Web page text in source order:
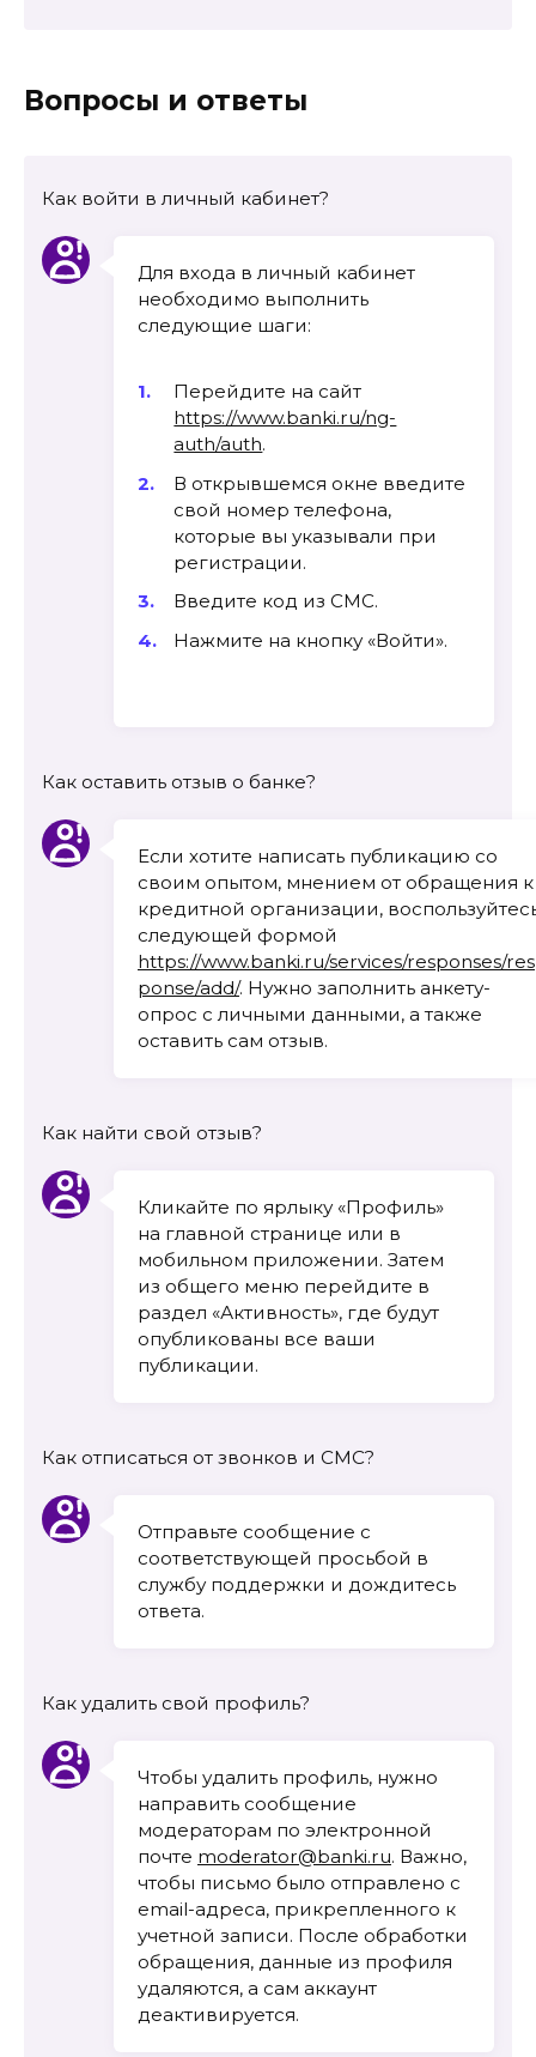
Вопросы и ответы
Как войти в личный кабинет?
Для входа в личный кабинет
необходимо выполнить
следующие шаги:
Перейдите на сайт
https://www.banki.ru/ng-
auth/auth.
В открывшемся окне введите
свой номер телефона,
которые вы указывали при
регистрации.
Введите код из СМС.
Нажмите на кнопку «Войти».
Как оставить отзыв о банке?
Если хотите написать публикацию со
своим опытом, мнением от обращения к
кредитной организации,
следующей формой
https://www.banki.ru/services/responses/res
ponse/add/. Нужно заполнить анкету-
опрос с личными данными, а также
оставить сам отзыв.
Как найти свой отзыв?
Кликайте по ярлыку «Профиль»
на главной странице или в
мобильном приложении. Затем
из общего меню перейдите в
раздел «Активность», где будут
опубликованы все ваши
публикации.
Как отписаться от звонков и СМС?
Отправьте сообщение с
соответствующей просьбой в
службу поддержки и дождитесь
ответа.
Как удалить свой профиль?
Чтобы удалить профиль, нужно
направить сообщение
модераторам по электронной
почте moderator@banki.ru. Важно,
чтобы письмо было отправлено с
email-адреса, прикрепленного к
учетной записи. После обработки
обращения, данные из профиля
удаляются, а сам аккаунт
деактивируется.